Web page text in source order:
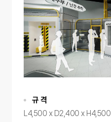
규 격
L4,500 x D2,400 x H4,500